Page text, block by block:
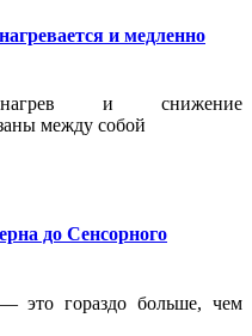
и медленно
и снижение
между собой
до Сенсорного
это гораздо больше, чем